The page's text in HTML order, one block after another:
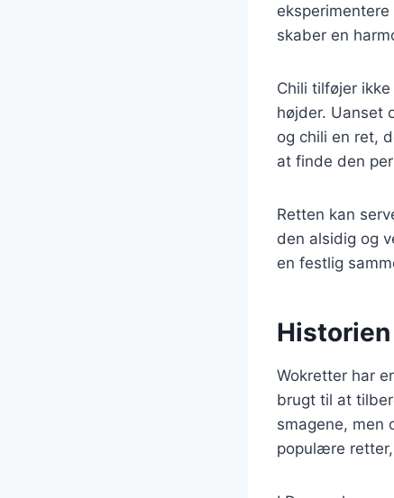
skaber en
Chili tilføjer
højder. Uanset
og chili en ret,
at finde den
Retten kan
den alsidig og
en festlig
Wokretter har
brugt til at
smagene, men
populære